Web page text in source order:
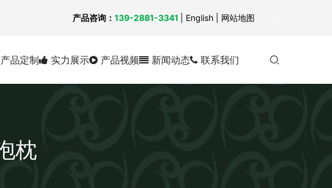
产品定制 实力展示 产品视频 新闻动态 联系我们
枕
产品咨询： 139-2881-3341 English | 网站地图